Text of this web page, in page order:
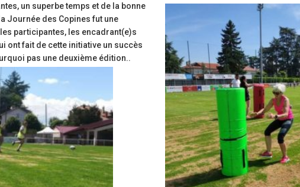
un superbe temps et de la bonne
Journée des Copines fut une
participantes, les encadrant(e)s
ont fait de cette initiative un succès
pas une deuxième édition..